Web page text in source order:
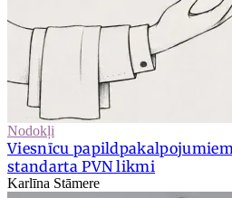
Nodokļi
Viesnīcu
standarta PVN likmi
Karlīna Stāmere